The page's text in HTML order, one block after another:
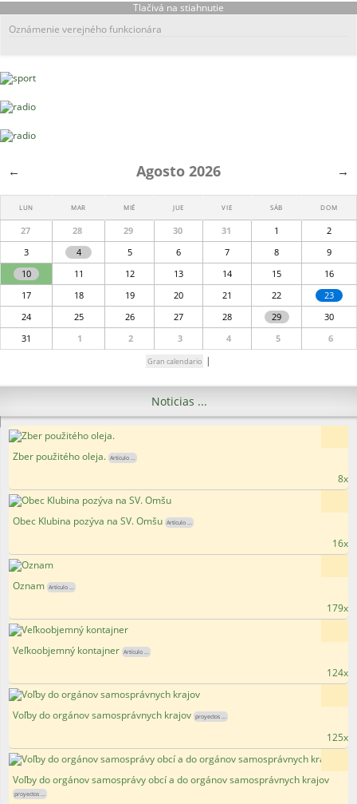
Tlačivá na stiahnutie
Oznámenie verejného funkcionára
← →
Agosto 2026
LUN MAR MIÉ JUE VIE SÁB DOM
27 28 29 30 31 1
2
3
4 5 6 7 8
9
10
11 12 13 14 15
16
17
18 19 20 21 22
23
24
25 26 27 28 29
30
31
1 2 3 4 5 6
Gran calendario |
Noticias ...
Zber použitého oleja. Artículo ...
8x
Obec Klubina pozýva na SV. Omšu Artículo ...
16x
Oznam Artículo ...
179x
Veľkoobjemný kontajner Artículo ...
124x
Voľby do orgánov samosprávnych krajov proyectos ...
125x
Voľby do orgánov samosprávy obcí a do orgánov samosprávnych krajov
proyectos ...